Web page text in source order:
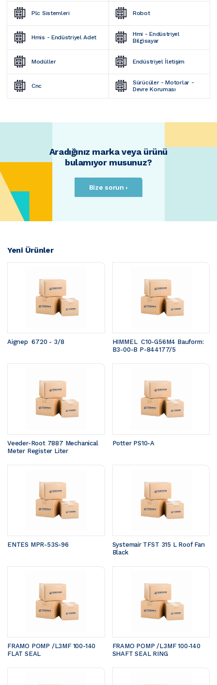
Plc Sistemleri Robot
Hmis - Endüstriyel Adet
Hmi - Endüstriyel
Bilgisayar
Modüller Endüstriyel İletişim
Cnc
Sürücüler - Motorlar -
Devre Koruması
Aradığınız marka veya ürünü
bulamıyor musunuz?
Bize sorun ›
Yeni Ürünler
Aignep  6720 - 3/8
HIMMEL  C10-G56M4 Bauform:
B3-00-B P-844177/5
Veeder-Root 7887 Mechanical
Meter Register Liter
Potter PS10-A
ENTES MPR-53S-96
Systemair TFST 315 L Roof Fan
Black
FRAMO POMP /L3MF 100-140
FLAT SEAL
FRAMO POMP /L3MF 100-140
SHAFT SEAL RING